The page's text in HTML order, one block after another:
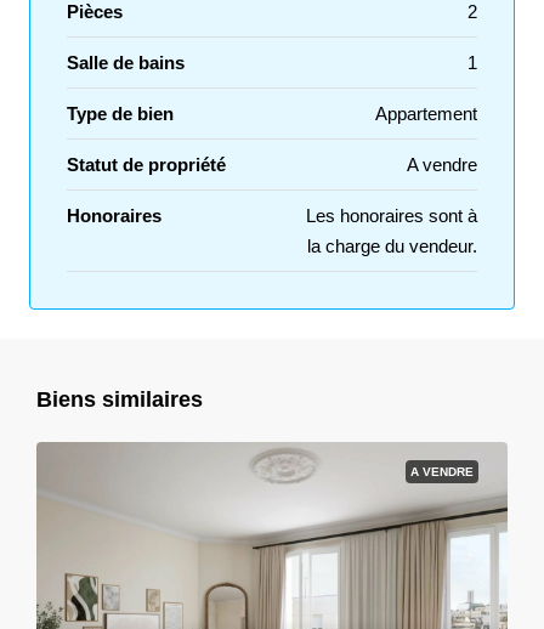
Pièces 2
Salle de bains 1
Type de bien Appartement
Statut de propriété A vendre
Honoraires
Les honoraires sont à
la charge du vendeur.
Biens similaires
A VENDRE